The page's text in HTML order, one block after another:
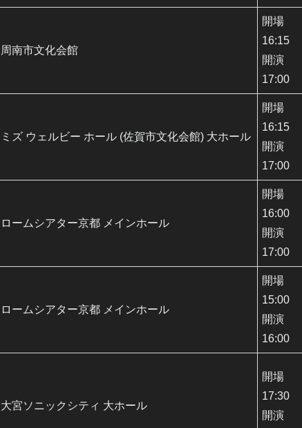
周南市文化会館
開場
16:15
開演
17:00
ミズ ウェルビー ホール (佐賀市文化会館) 大ホール
開場
16:15
開演
17:00
ロームシアター京都 メインホール
開場
16:00
開演
17:00
ロームシアター京都 メインホール
開場
15:00
開演
16:00
大宮ソニックシティ 大ホール
開場
17:30
開演